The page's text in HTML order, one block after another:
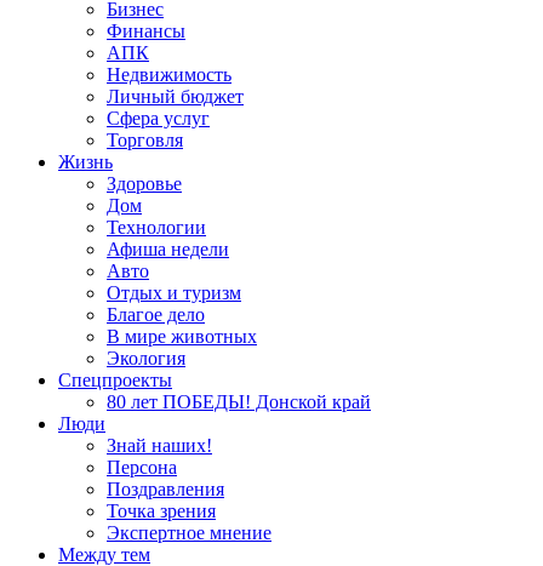
Бизнес
Финансы
АПК
Недвижимость
Личный бюджет
Сфера услуг
Торговля
Жизнь
Здоровье
Дом
Технологии
Афиша недели
Авто
Отдых и туризм
Благое дело
В мире животных
Экология
Спецпроекты
80 лет ПОБЕДЫ! Донской край
Люди
Знай наших!
Персона
Поздравления
Точка зрения
Экспертное мнение
Между тем